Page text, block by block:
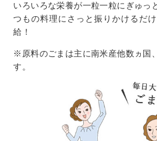
いろいろな栄養が一粒一粒にぎゅっ
つもの料理にさっと振りかけるだ
給！
※原料のごまは主に南米産他数ヵ国
す。